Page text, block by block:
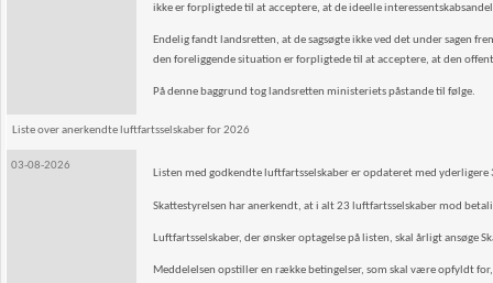
ikke er forpligtede til at acceptere, at de ideelle
Endelig fandt landsretten, at de sagsøgte ikke ved det under sagen
den foreliggende situation er forpligtede til at acceptere, at den
På denne baggrund tog landsretten ministeriets påstande til følge.
Liste over anerkendte luftfartsselskaber for 2026
03-08-2026
Listen med godkendte luftfartsselskaber er opdateret med yderligere
Skattestyrelsen har anerkendt, at i alt 23 luftfartsselskaber mod
Luftfartsselskaber, der ønsker optagelse på listen, skal årligt ansøge
Meddelelsen opstiller en række betingelser, som skal være opfyldt